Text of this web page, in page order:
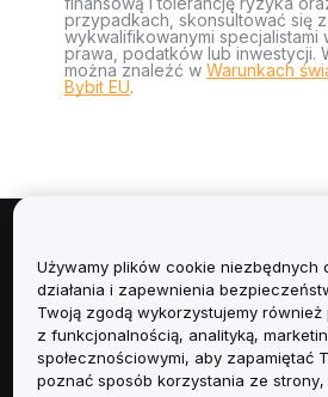
przypadkach, skonsultować się z
wykwalifikowanymi specjalistami
prawa, podatków lub inwestycji.
można znaleźć w Warunkach
Bybit EU.
Informacje
Usługi
Obsługa Klienta
Używamy plików cookie niezbędnych
działania i zapewnienia
Twoją zgodą wykorzystujemy
z funkcjonalnością, analityką,
społecznościowymi, aby zapamiętać
poznać sposób korzystania ze